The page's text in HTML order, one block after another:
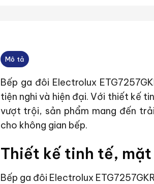
Mô tả
Bếp ga đôi Electrolux
tiện nghi và hiện đại. Với thiết kế
vượt trội, sản phẩm mang đến
cho không gian bếp.
Thiết kế tinh tế,
Bếp ga đôi Electrolux